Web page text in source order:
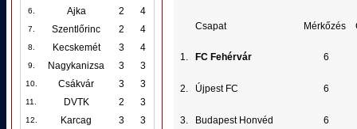
6. Ajka 2 4
7. Szentlőrinc 2 4
8. Kecskemét 3 4
9. Nagykanizsa 3 3
10. Csákvár 3 3
11. DVTK 2 3
12. Karcag 3 3
Csapat Mérkőzés
1. FC Fehérvár 6
2. Újpest FC 6
3. Budapest Honvéd 6